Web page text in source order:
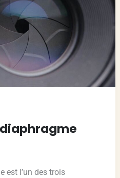
est l’un des trois